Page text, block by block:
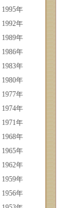
1995年
1992年
1989年
1986年
1983年
1980年
1977年
1974年
1971年
1968年
1965年
1962年
1959年
1956年